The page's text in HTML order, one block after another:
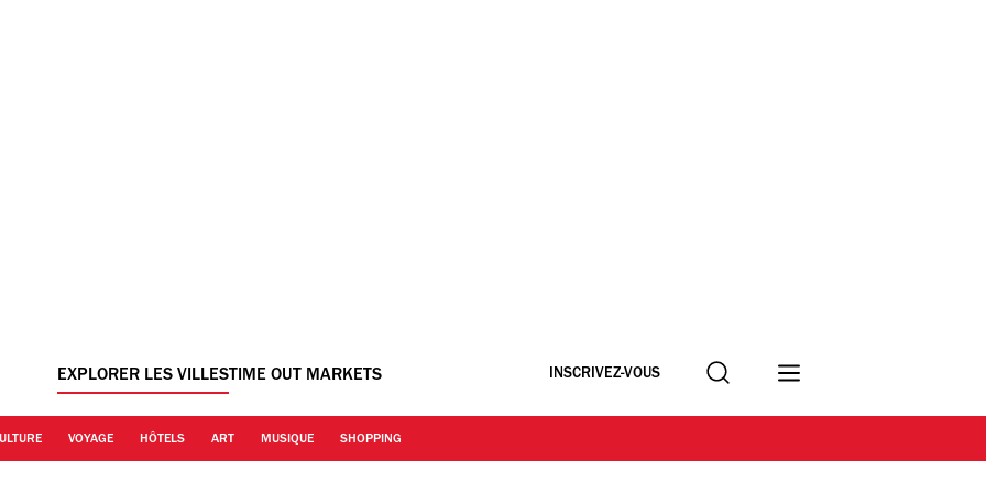
EXPLORER LES VILLESTIME OUT MARKETS INSCRIVEZ-VOUS Recherche
VOYAGE HÔTELS ART MUSIQUE SHOPPING